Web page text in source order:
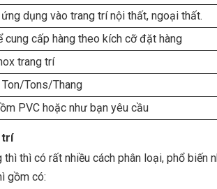
dụng vào trang trí nội thất, ngoại thất.
cung cấp hàng theo kích cỡ đặt hàng
trang trí
Ton/Tons/Thang
PVC hoặc như bạn yêu cầu
trí
thì có rất nhiều cách phân loại, phổ biến
gồm có: